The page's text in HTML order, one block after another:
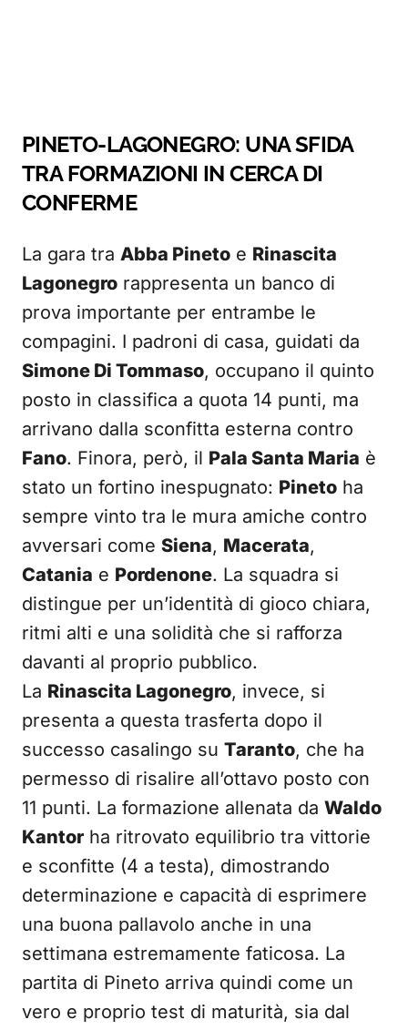
PINETO-LAGONEGRO: UNA SFIDA
TRA FORMAZIONI IN CERCA DI
CONFERME
La gara tra Abba Pineto e Rinascita
Lagonegro rappresenta un banco di
prova importante per entrambe le
compagini. I padroni di casa, guidati da
Simone Di Tommaso, occupano il quinto
posto in classifica a quota 14 punti, ma
arrivano dalla sconfitta esterna contro
Fano. Finora, però, il Pala Santa Maria è
stato un fortino inespugnato: Pineto ha
sempre vinto tra le mura amiche contro
avversari come Siena, Macerata,
Catania e Pordenone. La squadra si
distingue per un’identità di gioco chiara,
ritmi alti e una solidità che si rafforza
davanti al proprio pubblico.
La Rinascita Lagonegro, invece, si
presenta a questa trasferta dopo il
successo casalingo su Taranto, che ha
permesso di risalire all’ottavo posto con
11 punti. La formazione allenata da Waldo
Kantor ha ritrovato equilibrio tra vittorie
e sconfitte (4 a testa), dimostrando
determinazione e capacità di esprimere
una buona pallavolo anche in una
settimana estremamente faticosa. La
partita di Pineto arriva quindi come un
vero e proprio test di maturità, sia dal